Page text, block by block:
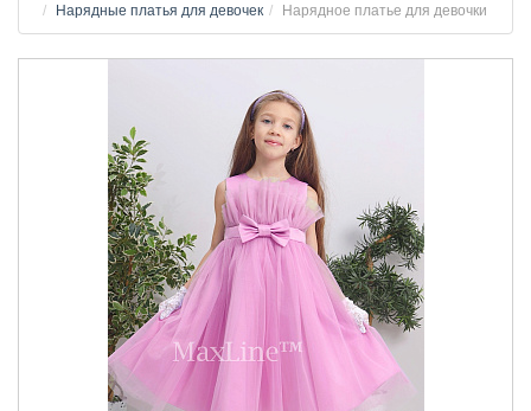
Нарядные платья для девочек
Нарядное платье для девочки